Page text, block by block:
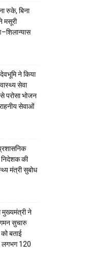
रुके, बिना
मसूरी
ने किया
सेवा
परोसा भोजन
सेवाओं
निदेशक की
मंत्री सुबोध
मुख्यमंत्री ने
सुचारु
बताई
लगभग 120